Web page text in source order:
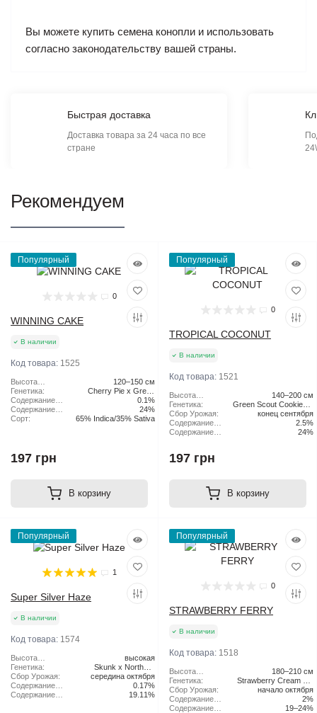
Вы можете купить семена конопли и использовать
согласно законодательству вашей страны.
Быстрая доставка
Доставка товара за 24 часа по все
стране
Рекомендуем
Популярный
0
WINNING CAKE
В наличии
Код товара: 1525
Высота
растения:
120–150 см
Генетика:
Cherry Pie x Green
Scout Cookies
Содержание
CBD:
0.1%
Содержание
ТГК:
24%
Сорт:
65% Indica/35% Sativa
197 грн
В корзину
Популярный
0
TROPICAL COCONUT
В наличии
Код товара: 1521
Высота
растения:
140–200 см
Генетика:
Green Scout Cookies x
Tangie
Сбор Урожая:
конец сентября
Содержание
CBD:
2.5%
Содержание
24%
197 грн
В корзину
Популярный
1
Super Silver Haze
В наличии
Код товара: 1574
Высота
растения:
высокая
Генетика:
Skunk x Northern
Lights x Haze
Сбор Урожая:
середина октября
Содержание
CBD:
0.17%
Содержание
19.11%
Популярный
0
STRAWBERRY FERRY
В наличии
Код товара: 1518
Высота
растения:
180–210 см
Генетика:
Strawberry Cream Pie
x Original Haze
Сбор Урожая:
начало октября
Содержание
CBD:
2%
Содержание
19–24%